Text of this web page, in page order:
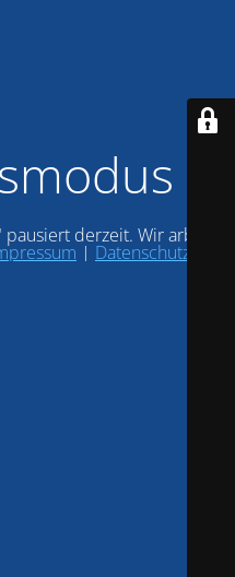
derzeit. Wir arbeiten
| Datenschutz